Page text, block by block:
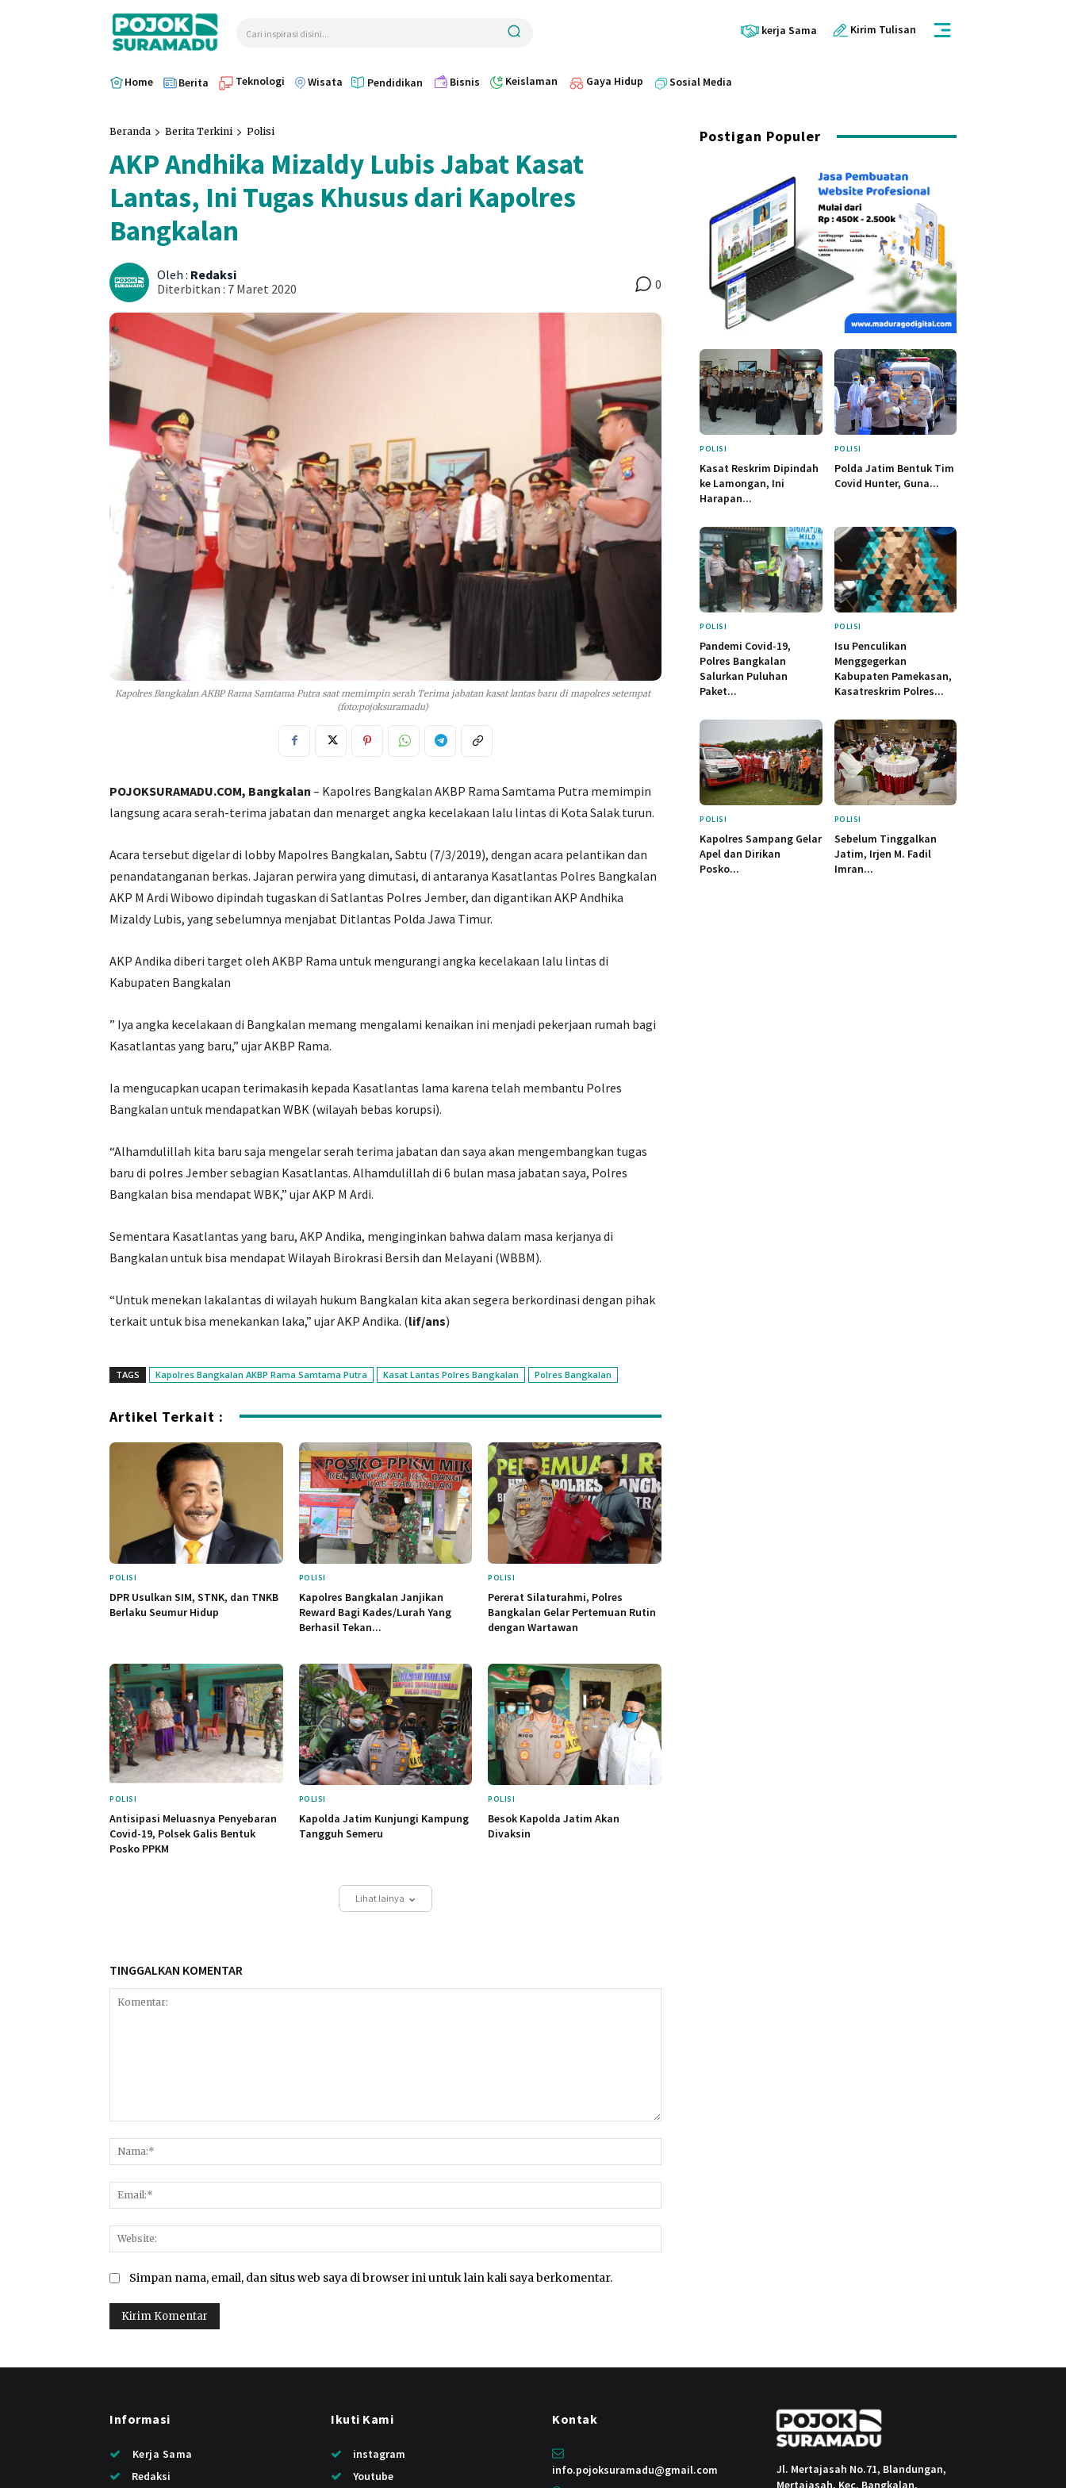
Cari inspirasi disini... kerja Sama Kirim Tulisan
Home Berita Teknologi Wisata Pendidikan Bisnis Keislaman Gaya Hidup Sosial Media
Beranda Berita Terkini Polisi
AKP Andhika Mizaldy Lubis Jabat Kasat
Lantas, Ini Tugas Khusus dari Kapolres
Bangkalan
Oleh : Redaksi
Diterbitkan : 7 Maret 2020 0
Kapolres Bangkalan AKBP Rama Samtama Putra saat memimpin serah Terima jabatan kasat lantas baru di mapolres setempat
(foto:pojoksuramadu)
POJOKSURAMADU.COM, Bangkalan – Kapolres Bangkalan AKBP Rama Samtama Putra memimpin
langsung acara serah-terima jabatan dan menarget angka kecelakaan lalu lintas di Kota Salak turun.
Acara tersebut digelar di lobby Mapolres Bangkalan, Sabtu (7/3/2019), dengan acara pelantikan dan
penandatanganan berkas. Jajaran perwira yang dimutasi, di antaranya Kasatlantas Polres Bangkalan
AKP M Ardi Wibowo dipindah tugaskan di Satlantas Polres Jember, dan digantikan AKP Andhika
Mizaldy Lubis, yang sebelumnya menjabat Ditlantas Polda Jawa Timur.
AKP Andika diberi target oleh AKBP Rama untuk mengurangi angka kecelakaan lalu lintas di
Kabupaten Bangkalan
” Iya angka kecelakaan di Bangkalan memang mengalami kenaikan ini menjadi pekerjaan rumah bagi
Kasatlantas yang baru,” ujar AKBP Rama.
Ia mengucapkan ucapan terimakasih kepada Kasatlantas lama karena telah membantu Polres
Bangkalan untuk mendapatkan WBK (wilayah bebas korupsi).
“Alhamdulillah kita baru saja mengelar serah terima jabatan dan saya akan mengembangkan tugas
baru di polres Jember sebagian Kasatlantas. Alhamdulillah di 6 bulan masa jabatan saya, Polres
Bangkalan bisa mendapat WBK,” ujar AKP M Ardi.
Sementara Kasatlantas yang baru, AKP Andika, menginginkan bahwa dalam masa kerjanya di
Bangkalan untuk bisa mendapat Wilayah Birokrasi Bersih dan Melayani (WBBM).
“Untuk menekan lakalantas di wilayah hukum Bangkalan kita akan segera berkordinasi dengan pihak
terkait untuk bisa menekankan laka,” ujar AKP Andika. (lif/ans)
TAGS Kapolres Bangkalan AKBP Rama Samtama Putra Kasat Lantas Polres Bangkalan Polres Bangkalan
Artikel Terkait :
POLISI
DPR Usulkan SIM, STNK, dan TNKB
Berlaku Seumur Hidup
POLISI
Kapolres Bangkalan Janjikan
Reward Bagi Kades/Lurah Yang
Berhasil Tekan...
POLISI
Pererat Silaturahmi, Polres
Bangkalan Gelar Pertemuan Rutin
dengan Wartawan
POLISI
Antisipasi Meluasnya Penyebaran
Covid-19, Polsek Galis Bentuk
Posko PPKM
POLISI
Kapolda Jatim Kunjungi Kampung
Tangguh Semeru
POLISI
Besok Kapolda Jatim Akan
Divaksin
Lihat lainya
TINGGALKAN KOMENTAR
Simpan nama, email, dan situs web saya di browser ini untuk lain kali saya berkomentar.
Postigan Populer
POLISI
Kasat Reskrim Dipindah
ke Lamongan, Ini
Harapan...
POLISI
Polda Jatim Bentuk Tim
Covid Hunter, Guna...
POLISI
Pandemi Covid-19,
Polres Bangkalan
Salurkan Puluhan
Paket...
POLISI
Isu Penculikan
Menggegerkan
Kabupaten Pamekasan,
Kasatreskrim Polres...
POLISI
Kapolres Sampang Gelar
Apel dan Dirikan
Posko...
POLISI
Sebelum Tinggalkan
Jatim, Irjen M. Fadil
Imran...
Informasi
Kerja Sama
Redaksi
Ikuti Kami
instagram
Youtube
Kontak
info.pojoksuramadu@gmail.com
Jl. Mertajasah No.71, Blandungan,
Mertajasah, Kec. Bangkalan,